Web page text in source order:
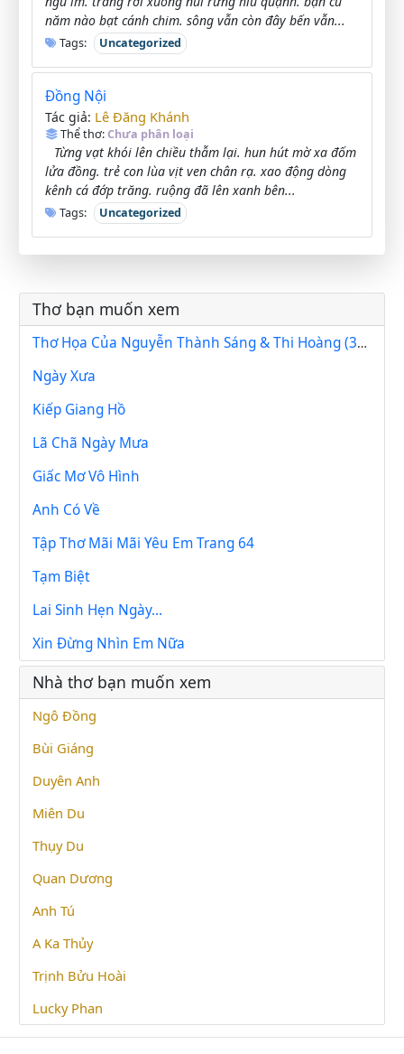
năm nào bạt cánh chim. sông vẫn còn đây bến vẫn...
Tags: Uncategorized
Đồng Nội
Tác giả: Lê Đăng Khánh
Thể thơ:Chưa phân loại
Từng vạt khói lên chiều thẫm lại. hun hút mờ xa đốm
lửa đồng. trẻ con lùa vịt ven chân rạ. xao động dòng
kênh cá đớp trăng. ruộng đã lên xanh bên...
Tags: Uncategorized
Thơ bạn muốn xem
Thơ Họa Của Nguyễn Thành Sáng & Thi Hoàng (301)
Ngày Xưa
Kiếp Giang Hồ
Lã Chã Ngày Mưa
Giấc Mơ Vô Hình
Anh Có Về
Tập Thơ Mãi Mãi Yêu Em Trang 64
Tạm Biệt
Lai Sinh Hẹn Ngày…
Xin Đừng Nhìn Em Nữa
Nhà thơ bạn muốn xem
Ngô Đồng
Bùi Giáng
Duyên Anh
Miên Du
Thụy Du
Quan Dương
Anh Tú
A Ka Thủy
Trịnh Bửu Hoài
Lucky Phan